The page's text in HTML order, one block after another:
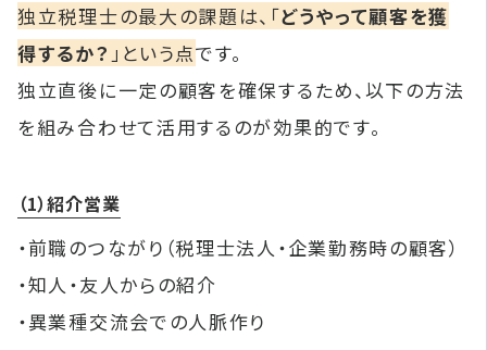
独立税理士の最大の課題は、「どうやって顧客を獲
得するか？ 」という点です。
独立直後に一定の顧客を確保するため、以下の方法
を組み合わせて活用するのが効果的です。
（1）紹介営業
・前職のつながり（税理士法人・企業勤務時の顧客）
・知人・友人からの紹介
・異業種交流会での人脈作り